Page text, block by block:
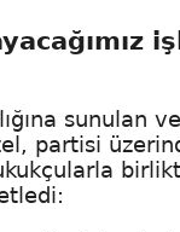
partisi